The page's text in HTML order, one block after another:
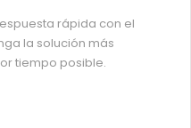
rápida con el
la solución más
tiempo posible.